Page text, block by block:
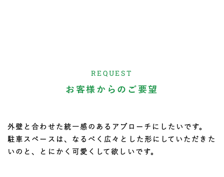
REQUEST
お客様からのご要望
外壁と合わせた統一感のあるアプローチにしたいです。
駐車スペースは、なるべく広々とした形にしていただきた
いのと、とにかく可愛くして欲しいです。